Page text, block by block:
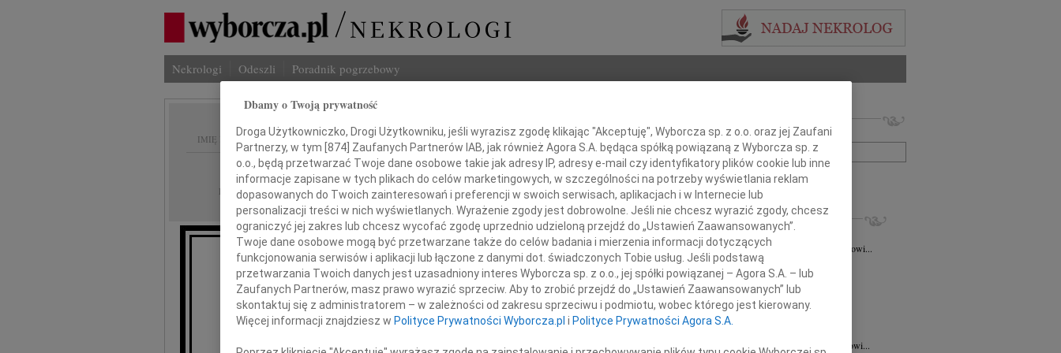
Nekrologi Odeszli Poradnik pogrzebowy
IMIĘ I NAZWISKO:
REGION: Lublin
DATA EMISJI: 09.12.2010
Pani Doc.
Marii Cioch
wyrazy głębokiego współczucia i żalu
Imię i nazwisko lub numer ogłoszenia:
+ szukanie zaawansowane
INNE NEKROLOGI
Ewa Staśkiewicz 03.08.2026
Panu Profesorowi Grzegorzowi Staśkiewiczowi...
03.08.2026Lublin
Panu dr hab. n. med. Grzegorzowi...
31.07.2026
Lublin
Wyrazy głębokiego współczucia dla dr...
31.07.2026
Naszemu Koledze dr hab. n. med. Grzegorzowi...
Dbamy o Twoją prywatność
Droga Użytkowniczko, Drogi Użytkowniku, jeśli wyrazisz zgodę klikając "Akceptuję", Wyborcza sp. z o.o. oraz jej Zaufani
Partnerzy, w tym [874] Zaufanych Partnerów IAB, jak również Agora S.A. będąca spółką powiązaną z Wyborcza sp. z
o.o., będą przetwarzać Twoje dane osobowe takie jak adresy IP, adresy e-mail czy identyfikatory plików cookie lub inne
informacje zapisane w tych plikach do celów marketingowych, w szczególności na potrzeby wyświetlania reklam
dopasowanych do Twoich zainteresowań i preferencji w swoich serwisach, aplikacjach i w Internecie lub
personalizacji treści w nich wyświetlanych. Wyrażenie zgody jest dobrowolne. Jeśli nie chcesz wyrazić zgody, chcesz
ograniczyć jej zakres lub chcesz wycofać zgodę uprzednio udzieloną przejdź do „Ustawień Zaawansowanych”.
Twoje dane osobowe mogą być przetwarzane także do celów badania i mierzenia informacji dotyczących
funkcjonowania serwisów i aplikacji lub łączone z danymi dot. świadczonych Tobie usług. Jeśli podstawą
przetwarzania Twoich danych jest uzasadniony interes Wyborcza sp. z o.o., jej spółki powiązanej – Agora S.A. – lub
Zaufanych Partnerów, masz prawo wyrazić sprzeciw. Aby to zrobić przejdź do „Ustawień Zaawansowanych” lub
skontaktuj się z administratorem – w zależności od zakresu sprzeciwu i podmiotu, wobec którego jest kierowany.
Więcej informacji znajdziesz w Polityce Prywatności Wyborcza.pl i Polityce Prywatności Agora S.A.